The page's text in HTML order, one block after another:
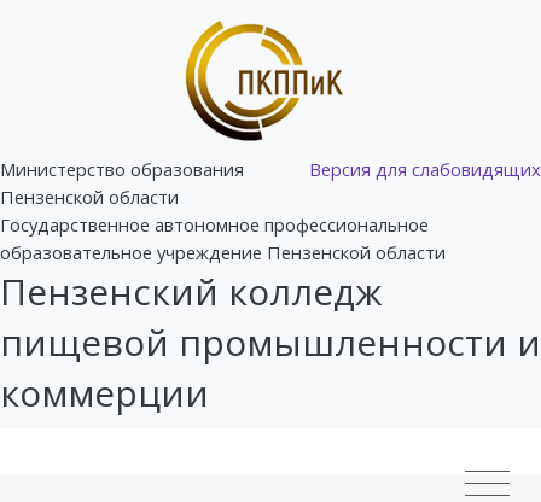
Версия для слабовидящих
Министерство образования
Пензенской области
Государственное автономное профессиональное
образовательное учреждение Пензенской области
Пензенский колледж
пищевой промышленности и
коммерции